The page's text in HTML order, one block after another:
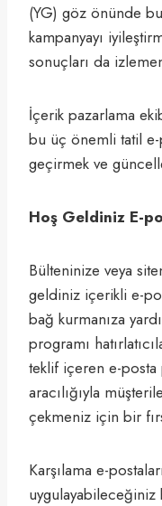
(YG) göz önünde
kampanyayı
sonuçları da
İçerik pazarlama
bu üç önemli tatil
geçirmek ve
Hoş Geldiniz E-
Bülteninize veya
geldiniz içerikli e-
bağ kurmanıza
programı
teklif içeren e-posta
aracılığıyla
çekmeniz için bir
Karşılama e-
uygulayabileceğiniz